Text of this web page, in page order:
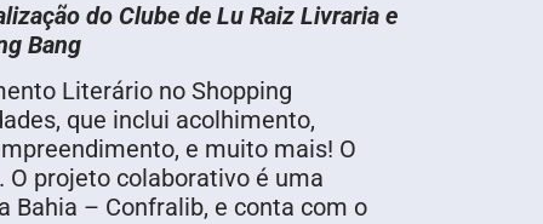
do Clube de Lu Raiz Livraria e
Bang
Literário no Shopping
que inclui acolhimento,
e muito mais! O
projeto colaborativo é uma
Bahia – Confralib, e conta com o